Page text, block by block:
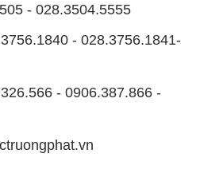
Bình Trị Đông B,
Chí Minh